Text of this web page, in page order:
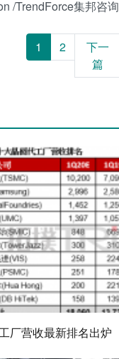
/TrendForce集邦咨询
1 2
下一
篇
厂营收最新排名出炉